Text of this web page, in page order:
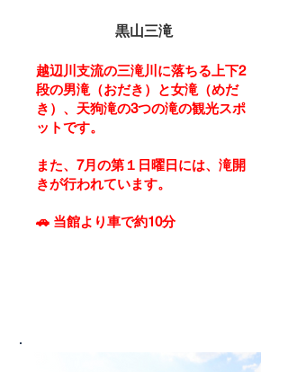
黒山三滝
越辺川支流の三滝川に落ちる上下2
段の男滝（おだき）と女滝（めだ
き）、天狗滝の3つの滝の観光スポ
ットです。
また、7月の第１日曜日には、滝開
きが行われています。
🚗 当館より車で約10分